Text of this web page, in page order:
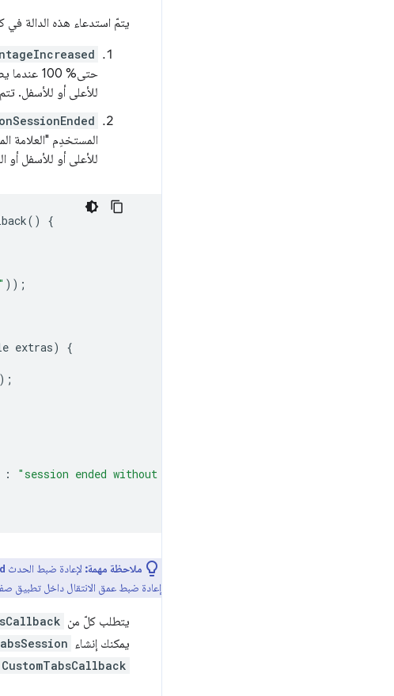
يتمّ استدعاء هذه الدالة في
حتى%
للأعلى أو للأسفل. تتم إعادة
onSessionEnded
المستخدِم
للأعلى أو للأسفل أو
()
{
));
extras)
{
);
: "session ended without user interaction"
ملاحظة مهمة: لإعادة ضبط الحدث
إعادة ضبط عمق الانتقال داخل تطبيق
يتطلب كلّ من
يمكنك إنشاء
CustomTabsCallback